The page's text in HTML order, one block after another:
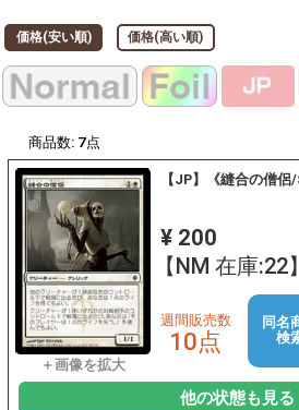
価格(安い順) 価格(高い順)
商品数: 7点
【JP】《縫合の僧
¥ 200
【NM 在庫:22】
週間販売数
10点
同名
検
他の状態も見る